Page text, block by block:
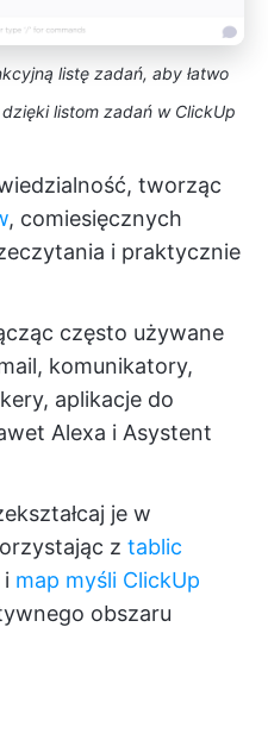
listę zadań, aby łatwo
listom zadań w ClickUp
tworząc
, comiesięcznych
i praktycznie
często używane
komunikatory,
aplikacje do
Alexa i Asystent
je w
z tablic
i map myśli ClickUp
obszaru